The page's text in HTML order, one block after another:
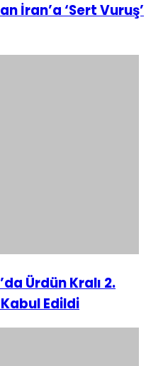
İran’a ‘Sert Vuruş’
Ürdün Kralı 2.
Edildi